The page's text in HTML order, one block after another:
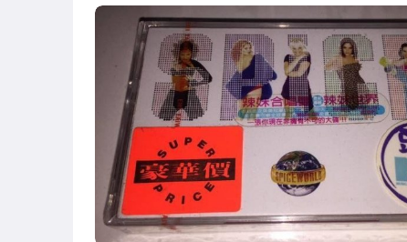
成人專區
古董、藝術與礦石
偶像、球員卡與郵幣
男性精品與服飾
手錶與飾品配件
電玩遊戲與主機